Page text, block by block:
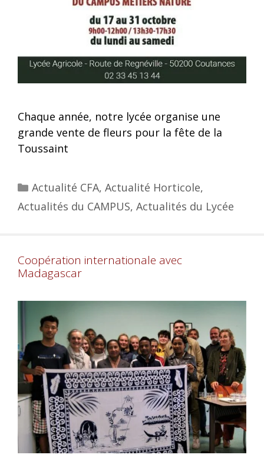
Chaque année, notre lycée organise une
grande vente de fleurs pour la fête de la
Toussaint
Actualité CFA, Actualité Horticole,
Actualités du CAMPUS, Actualités du Lycée
Coopération internationale avec
Madagascar